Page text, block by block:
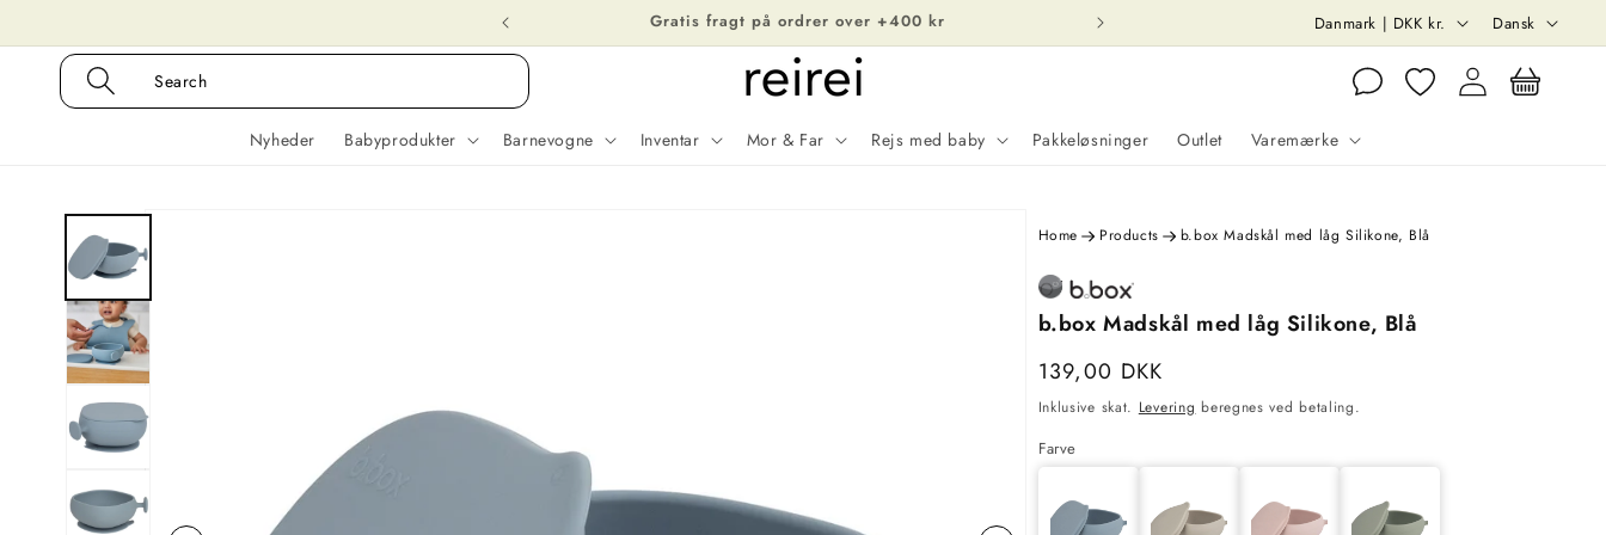
Gratis fragt på ordrer over +400 kr Leveringstid 3-5 dage
a
d
m
å
Danmark | DKK kr.
S
p
r
Dansk
Search
Nyheder Babyprodukter Barnevogne Inventar Mor & Far Rejs med baby Pakkeløsninger Outlet Varemærke
Log
ind
Indkøbskurv
Billedet
er
nu
tilgængeligt
Gå til
produktoplysninger
Home Products b.box Madskål med låg Silikone, Blå
b.box Madskål med låg Silikone, Blå
Normalpris
139,00 DKK
Inklusive skat. Levering beregnes ved betaling.
Farve